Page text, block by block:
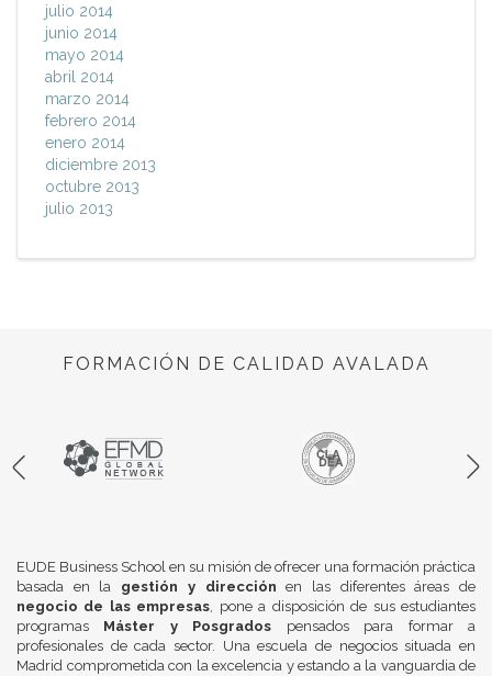
julio 2014
junio 2014
mayo 2014
abril 2014
marzo 2014
febrero 2014
enero 2014
diciembre 2013
octubre 2013
julio 2013
FORMACIÓN DE CALIDAD AVALADA
EUDE Business School en su misión de ofrecer una formación práctica
basada en la gestión y dirección en las diferentes áreas de
negocio de las empresas, pone a disposición de sus estudiantes
programas Máster y Posgrados pensados para formar a
profesionales de cada sector. Una escuela de negocios situada en
Madrid comprometida con la excelencia y estando a la vanguardia de